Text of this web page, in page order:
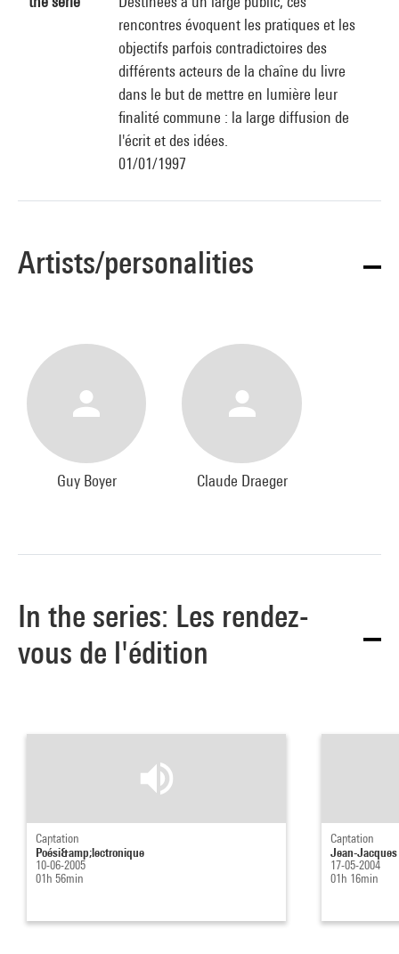
rencontres évoquent les pratiques et les
objectifs parfois contradictoires des
différents acteurs de la chaîne du livre
dans le but de mettre en lumière leur
finalité commune : la large diffusion de
l'écrit et des idées.
01/01/1997
Artists/personalities
Guy Boyer Claude Draeger
In the series: Les rendez-
vous de l'édition
Captation
Poési&amp;lectronique
10-06-2005
01h 56min
Captation
Jean-
17-05-2004
01h 16min